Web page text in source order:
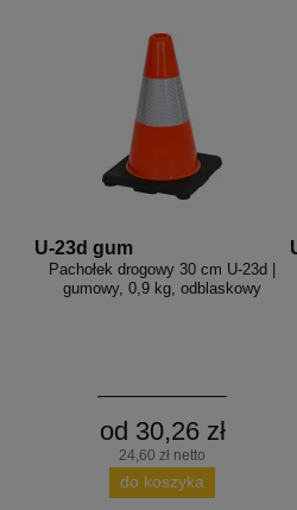
U-23d gum
Pachołek drogowy 30 cm U-23d |
gumowy, 0,9 kg, odblaskowy
od 30,26 zł
24,60 zł netto
do koszyka